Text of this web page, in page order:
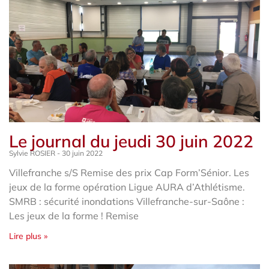
Le journal du jeudi 30 juin 2022
Sylvie ROSIER 30 juin 2022
Villefranche s/S Remise des prix Cap Form’Sénior. Les
jeux de la forme opération Ligue AURA d’Athlétisme.
SMRB : sécurité inondations Villefranche-sur-Saône :
Les jeux de la forme ! Remise
Lire plus »